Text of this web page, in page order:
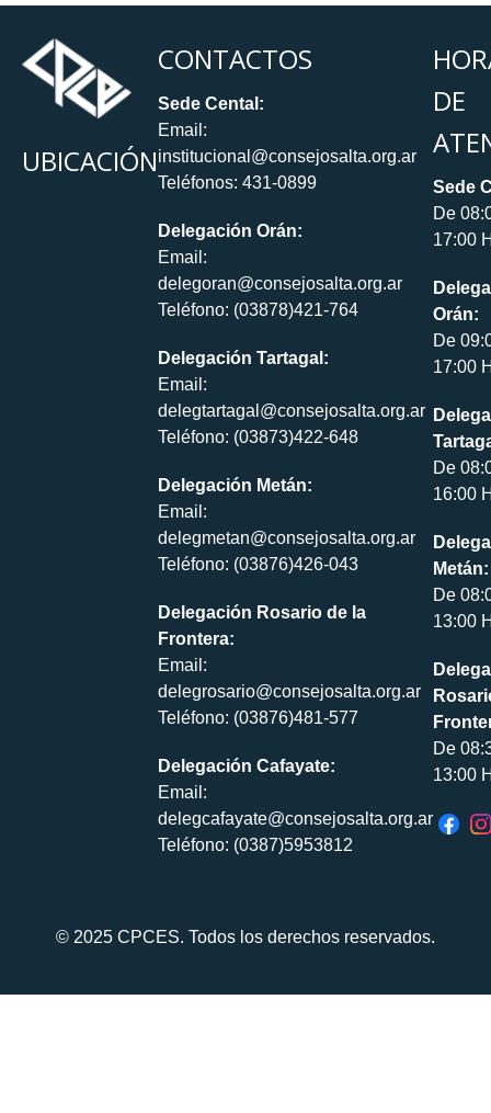
UBICACIÓN
CONTACTOS
Sede Cental:
Email:
institucional@consejosalta.org.ar
Teléfonos: 431-0899
Delegación Orán:
Email:
delegoran@consejosalta.org.ar
Teléfono: (03878)421-764
Delegación Tartagal:
Email:
delegtartagal@consejosalta.org.ar
Teléfono: (03873)422-648
Delegación Metán:
Email:
delegmetan@consejosalta.org.ar
Teléfono: (03876)426-043
Delegación Rosario de la
Frontera:
Email:
delegrosario@consejosalta.org.ar
Teléfono: (03876)481-577
Delegación Cafayate:
Email:
delegcafayate@consejosalta.org.ar
Teléfono: (0387)5953812
DE
Sede
De
17:00
Orán:
De
17:00
De
16:00
Metán:
De
13:00
De
13:00
© 2025 CPCES. Todos los derechos reservados.